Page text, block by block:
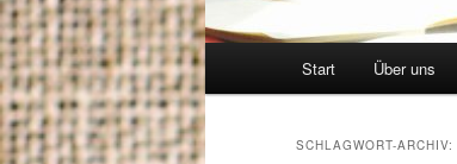
Start Über uns
SCHLAGWORT-ARCHIV: